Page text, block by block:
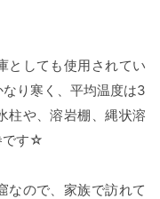
としても使用されてい
り寒く、平均温度は3
柱や、溶岩棚、縄状溶
です☆
なので、家族で訪れて